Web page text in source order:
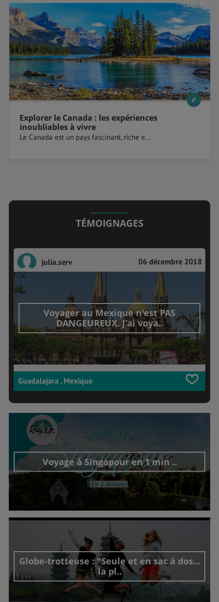
Explorer le Canada : les expériences
inoubliables à vivre
Le Canada est un pays fascinant, riche e...
TÉMOIGNAGES
julia.serv 06 décembre 2018
Voyager au Mexique n'est PAS
DANGEUREUX. J'ai voya..
Guadalajara , Mexique
Voyage à Singapour en 1 min ..
Découvrir cet interview
Globe-trotteuse : "Seule et en sac à dos…
la pl..